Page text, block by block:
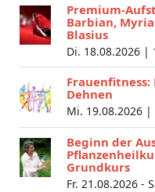
Premium-
Barbian,
Blasius
Di. 18.08.2026 |
Dehnen
Mi. 19.08.2026 |
Beginn der
Grundkurs
Fr. 21.08.2026 -